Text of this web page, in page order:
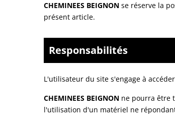
CHEMINEES BEIGNON se réserve la
présent article.
Responsabilités
L'utilisateur du site s'engage à
CHEMINEES BEIGNON ne pourra être
l'utilisation d'un matériel ne